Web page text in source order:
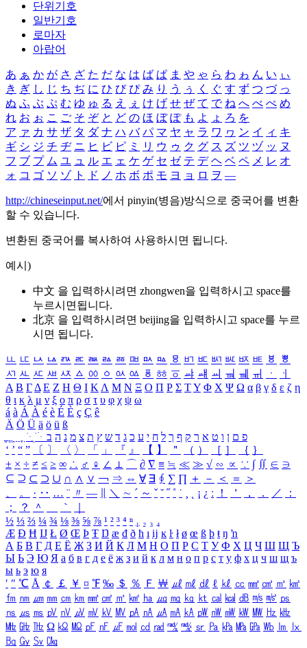
단위기호
일반기호
로마자
아랍어
あ ぁ か が さ ざ た だ な は ば ぱ ま や ゃ ら わ ゎ ん い ぃ
き ぎ し じ ち ぢ に ひ び ぴ み り う ぅ く ぐ す ず つ づ っ
ぬ ふ ぶ ぷ む ゆ ゅ る え ぇ け げ せ ぜ て で ね へ べ ぺ め
れ お ぉ こ ご そ ぞ と ど の ほ ぼ ぽ も よ ょ ろ を
ア ァ カ サ ザ タ ダ ナ ハ バ パ マ ヤ ャ ラ ワ ヮ ン イ ィ キ
ギ シ ジ チ ヂ ニ ヒ ビ ピ ミ リ ウ ゥ ク グ ス ズ ツ ヅ ッ ヌ
フ ブ プ ム ユ ュ ル エ ェ ケ ゲ セ ゼ テ デ ヘ ベ ペ メ レ オ
ォ コ ゴ ソ ゾ ト ド ノ ホ ボ ポ モ ヨ ョ ロ ヲ ―
http://chineseinput.net/에서 pinyin(병음)방식으로 중국어를 변환
할 수 있습니다.
변환된 중국어를 복사하여 사용하시면 됩니다.
예시)
中文 을 입력하시려면 zhongwen을 입력하시고 space를
누르시면됩니다.
北京 을 입력하시려면 beijing을 입력하시고 space를 누르
시면 됩니다.
ㅥ ㅦ ㅧ ㅨ ㅩ ㅪ ㅫ ㅬ ㅭ ㅮ ㅯ ㅰ ㅱ ㅲ ㅳ ㅴ ㅵ ㅶ ㅷ ㅸ
ㅹ
ㅺ ㅻ ㅼ ㅽ ㅾ ㅿ ㆀ ㆁ ㆂ ㆃ ㆄ ㆅ ㆆ ㆇ ㆈ ㆉ ㆊ ㆋ ㆌ ㆍ
ㆎ
Α Β ΓΔ Ε Ζ Η Θ Ι ΚΛ Μ Ν Ξ Ο Π Ρ Σ ΤΥ Φ Χ Ψ Ω α β γ δ ε ζ η
θ ι κ λ μ ν ξ ο π ρ σ τ υ φ χ ψ ω
á à Á À é è É È ç Ç ê
Ä Ö Ü ä ö ü ß
ִֶֹ ֻּ ׁׂ פ ם ן ו ט א ר ק ף ך ל ח י ע כ ג ד ש ץ ת צ מ נ ה ב
‘ ’ “ ” 〔 〕 〈 〉 「 」 『 』 【 】 ＂ （ ） ［ ］ ｛ ｝
± × ÷ ≠ ≤ ≥ ∞ ∴ ♂ ♀ ∠ ⊥ ⌒ ∂ ∇ ≡ ≒ ≪ ≫ √ ∽ ∝ ∵ ∫ ∬ ∈ ∋
⊆ ⊇ ⊂ ⊃ ∪ ∩ ∧ ∨ ￢ ⇒ ⇔ ∀ ∃ ∮ ∑ ∏ ＋ － ＜ ＝
＞
、
。 · ‥ … ¨ 〃 ― ＼ ∼ ´ ～ ˇ ˘ ˝ ˚ ˙ ¸ ¡ ¿ ː ！ ＇ ， ． ／
：
；
？ ＾ ｀
½ ⅓ ⅔ ¼ ¾ ⅛ ⅜ ⅝ ⅞ ¹ ² ³ ⁴ ⁿ ₁ ₂ ₃ ₄
Æ Ð Ħ Ĳ Ł Ø Œ Þ Ŧ Ŋ æ đ ð ħ ı ĳ ĸ ŀ ł ø œ ß þ ŧ ŋ ŉ
А Б В Г Д Е Ё Ж З И Й К Л М Н О П Р С Т У Ф Х Ц Ч Ш Щ Ъ
Ы Ь Э Ю Я а б в г д е ё ж з и й к л м н о п р с т у ф х ц ч ш щ ъ
ы ь э ю я
′ ″ ℃ Å ￠ ￡ ￥ ¤ ℉ ‰ ＄ ％ Ｆ ￦ ㎕ ㎖ ㎗ ℓ ㎘ ㏄ ㎣ ㎤ ㎥ ㎦
㎙ ㎚ ㎛ ㎜ ㎝ ㎞ ㎟ ㎠ ㎡ ㎢ ㏊ ㎍ ㎎ ㎏ ㏏ ㎈ ㎉ ㏈ ㎧ ㎨ ㎰
㎱ ㎲ ㎳ ㎴ ㎵ ㎶ ㎷ ㎸ ㎹ ㎀ ㎁ ㎂ ㎃ ㎄ ㎺ ㎻ ㎽ ㎾ ㎿ ㎐ ㎑
㎒ ㎓ ㎔ Ω ㏀ ㏁ ㎊ ㎋ ㎌ ㏖ ㏅ ㎭ ㎮ ㎯ ㏛ ㎩ ㎪ ㎫ ㎬ ㏝ ㏐
㏓
㏃ ㏉ ㏜ ㏆